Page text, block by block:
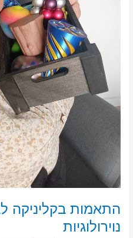
התאמות בקליניקה
נוירולוגיות